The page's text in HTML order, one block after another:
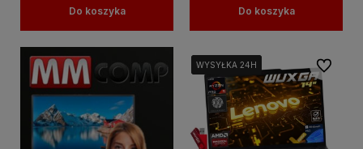
Do koszyka Do koszyka
WYSYŁKA 24H
WYSYŁKA 24H
WYSYŁKA 24H Do